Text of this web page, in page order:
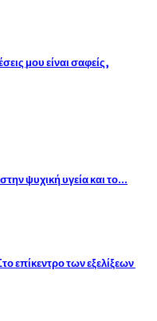
μου είναι σαφείς,
ψυχική υγεία και το…
των εξελίξεων